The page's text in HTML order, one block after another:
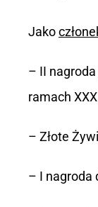
Jako
– II
ramach
– Złote
– I nagroda